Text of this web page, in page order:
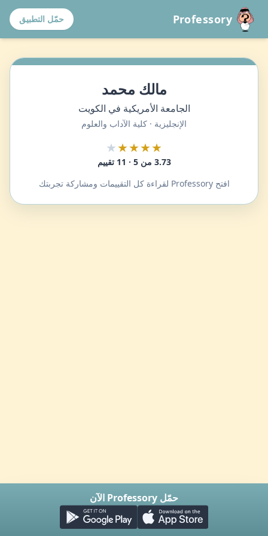
Professory حمّل التطبيق
مالك محمد
الجامعة الأمريكية في الكويت
الإنجليزية · كلية الآداب والعلوم
★★★★
★
3.73 من 5 · 11 تقييم
افتح Professory لقراءة كل التقييمات ومشاركة تجربتك
حمّل Professory الآن